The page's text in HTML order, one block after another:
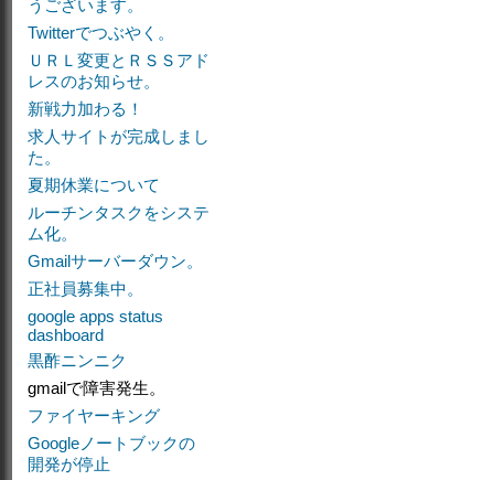
うございます。
Twitterでつぶやく。
ＵＲＬ変更とＲＳＳアド
レスのお知らせ。
新戦力加わる！
求人サイトが完成しまし
た。
夏期休業について
ルーチンタスクをシステ
ム化。
Gmailサーバーダウン。
正社員募集中。
google apps status
dashboard
黒酢ニンニク
gmailで障害発生。
ファイヤーキング
Googleノートブックの
開発が停止